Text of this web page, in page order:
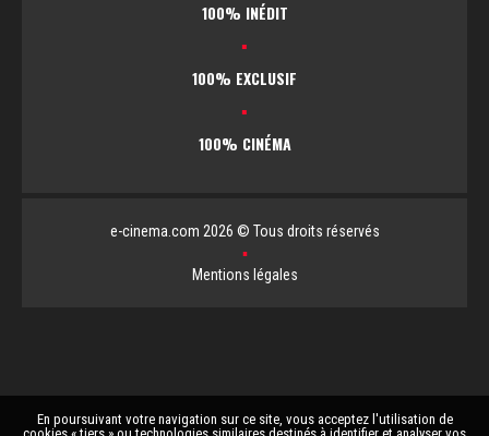
En poursuivant votre navigation sur ce site, vous acceptez l'utilisation de
100% INÉDIT
▪
100% EXCLUSIF
▪
100% CINÉMA
e-cinema.com 2026 © Tous droits réservés
▪
Mentions légales